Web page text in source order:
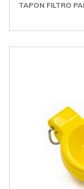
TAPON FILTRO